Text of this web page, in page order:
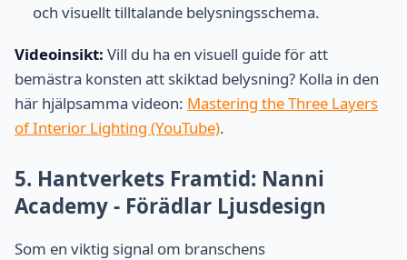
och visuellt tilltalande belysningsschema.
Videoinsikt: Vill du ha en visuell guide för att
bemästra konsten att skiktad belysning? Kolla in den
här hjälpsamma videon: Mastering the Three Layers
of Interior Lighting (YouTube).
5. Hantverkets Framtid: Nanni
Academy - Förädlar Ljusdesign
Som en viktig signal om branschens